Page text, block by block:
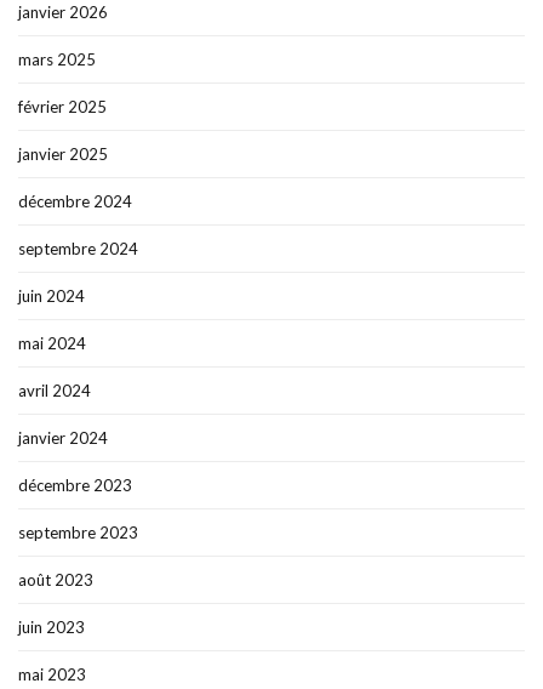
janvier 2026
mars 2025
février 2025
janvier 2025
décembre 2024
septembre 2024
juin 2024
mai 2024
avril 2024
janvier 2024
décembre 2023
septembre 2023
août 2023
juin 2023
mai 2023